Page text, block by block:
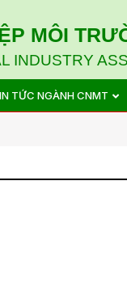
MÔI
INDUSTRY
TỨC NGÀNH CNMT